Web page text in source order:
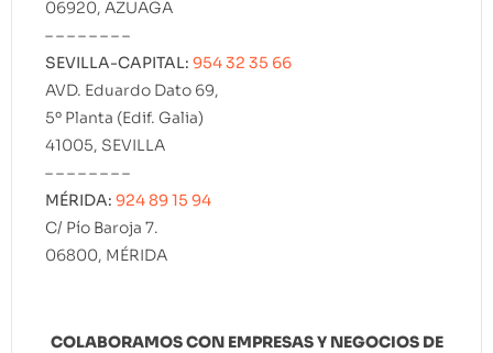
06920, AZUAGA
– – – – – – – –
SEVILLA-CAPITAL: 954 32 35 66
AVD. Eduardo Dato 69,
5º Planta (Edif. Galia)
41005, SEVILLA
– – – – – – – –
MÉRIDA: 924 89 15 94
C/ Pío Baroja 7.
06800, MÉRIDA
COLABORAMOS CON EMPRESAS Y NEGOCIOS DE